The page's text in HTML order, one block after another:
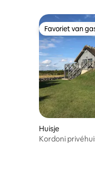
Favoriet van
Favoriet van
Huisje
Kordoni